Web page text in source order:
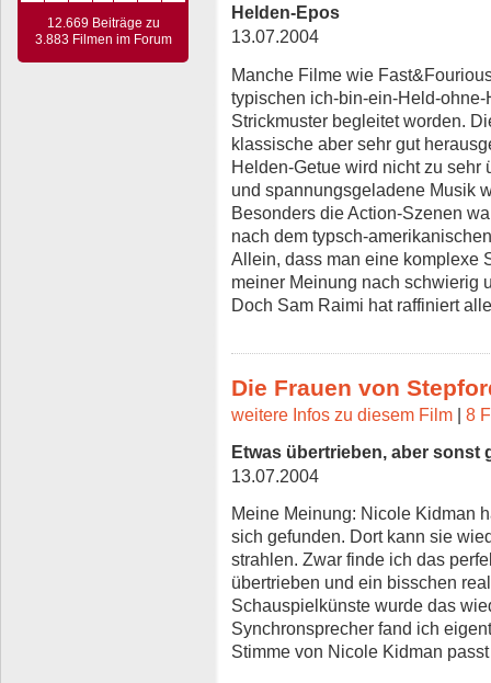
12.669 Beiträge zu
3.883 Filmen im Forum
Helden-Epos
13.07.2004
Manche Filme wie
typischen ich-bin-ein-Held-
Strickmuster begleitet worden.
klassische aber sehr gut
Helden-Getue wird nicht zu sehr
und spannungsgeladene Musik
Besonders die Action-Szenen
nach dem typsch-
Allein, dass man eine komplexe
meiner Meinung nach schwierig
Doch Sam Raimi hat raffiniert
Die Frauen von
weitere Infos zu diesem Film
8
Etwas übertrieben, aber sonst
13.07.2004
Meine Meinung: Nicole Kidman
sich gefunden. Dort kann sie
strahlen. Zwar finde ich das
übertrieben und ein bisschen
Schauspielkünste wurde das
Synchronsprecher fand ich
Stimme von Nicole Kidman